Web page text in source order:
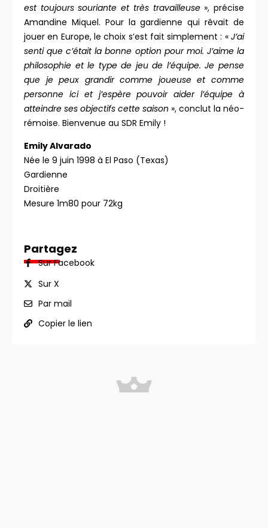
est toujours souriante et très travailleuse», précise
Amandine Miquel. Pour la gardienne qui rêvait de
jouer en Europe, le choix s’est fait simplement : « J’ai
senti que c’était la bonne option pour moi. J’aime la
philosophie et le type de jeu de l’équipe. Je pense
que je peux grandir comme joueuse et comme
personne ici et j’espère pouvoir aider l’équipe à
atteindre ses objectifs cette saison », conclut la néo-
rémoise. Bienvenue au SDR Emily !
Emily Alvarado
Née le 9 juin 1998 à El Paso (Texas)
Gardienne
Droitière
Mesure 1m80 pour 72kg
Partagez
Sur Facebook
Sur X
Par mail
Copier le lien